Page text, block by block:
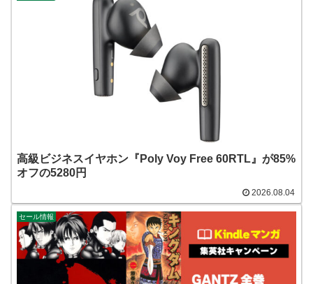
高級ビジネスイヤホン『Poly Voy Free 60RTL』が85%
オフの5280円
2026.08.04
セール情報